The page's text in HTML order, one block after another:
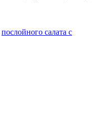
послойного салата с